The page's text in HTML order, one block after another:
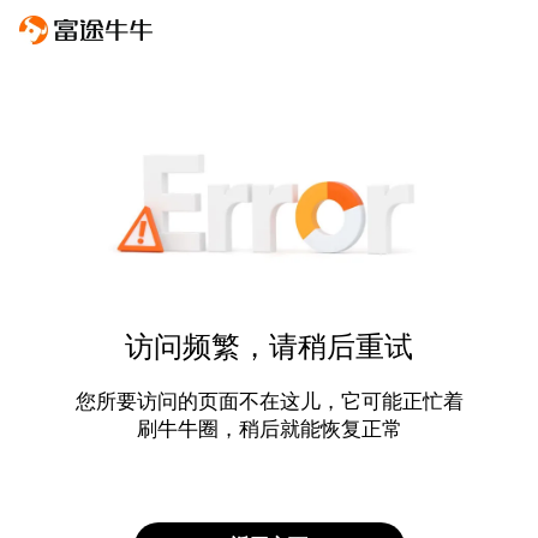
访问频繁，请稍后重试
您所要访问的页面不在这儿，它可能正忙着
刷牛牛圈，稍后就能恢复正常